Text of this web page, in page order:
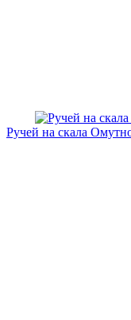
Ручей на скала